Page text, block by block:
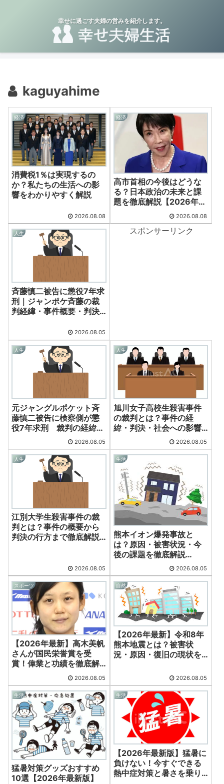
幸せに過ごす夫婦の営みを紹介します。
kaguyahime
経済
消費税1％は実現するの
か？私たちの生活への影
響をわかりやすく解説
2026.08.08
経済
高市首相の今後はどうな
る？日本政治の未来と課
題を徹底解説【2026年最
2026.08.08
人生
斉藤慎二被告に懲役7年求
刑｜ジャンポケ斉藤の裁
判経緯・事件概要・判決
2026.08.05
スポンサーリンク
人生
元ジャングルポケット斉
藤慎二被告に検察側が懲
役7年求刑 裁判の経緯と
2026.08.05
人生
旭川女子高校生殺害事件
の裁判とは？事件の経
緯・判決・社会への影響
を徹底解説【2026年最
新】
2026.08.05
人生
江別大学生殺害事件の裁
判とは？事件の概要から
判決の行方まで徹底解説
2026.08.05
生活
熊本イオン爆発事故と
は？原因・被害状況・今
後の課題を徹底解説
【2026年最新】 2026.08.05
スポーツ
【2026年最新】高木美帆
さんが国民栄誉賞を受
賞！偉業と功績を徹底解
2026.08.05
自然
【2026年最新】令和8年
熊本地震とは？被害状
況・原因・復旧の現状を
2026.08.05
生活
猛暑対策グッズおすすめ
10選【2026年最新版】
生活
【2026年最新版】猛暑に
負けない！今すぐできる
熱中症対策と暑さを乗り